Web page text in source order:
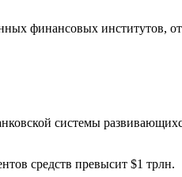
финансовых институтов,
системы
средств превысит $1 трлн.